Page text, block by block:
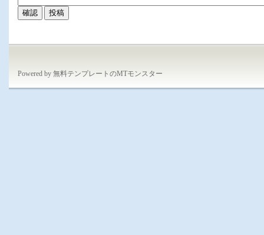
Powered by 無料テンプレートのMTモンスター